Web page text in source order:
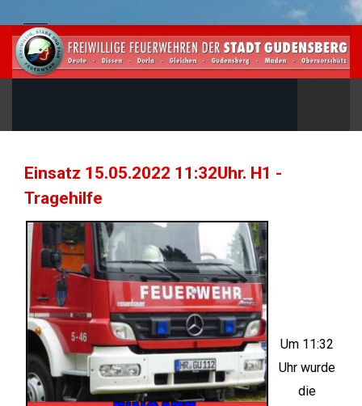
Einsatz 15.05.2022 11:32Uhr. H1 -
Tragehilfe
Um 11:32
Uhr wurde
die